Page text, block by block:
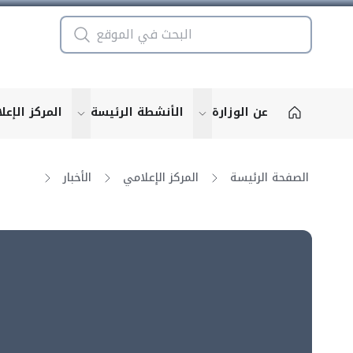
عن الوزارة show submenu for "More"
الأنشطة الرئيسة for "More"
المركز
الصفحة الرئيسة المركز الإعلامي الأخبار